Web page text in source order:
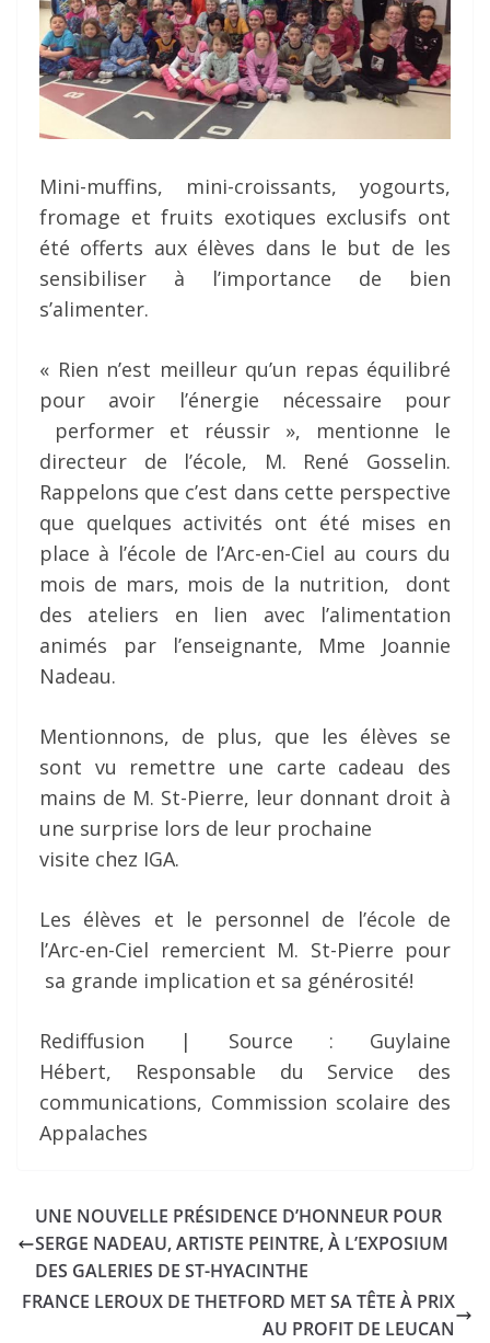
Mini-muffins, mini-croissants, yogourts,
fromage et fruits exotiques exclusifs ont
été offerts aux élèves dans le but de les
sensibiliser à l’importance de bien
s’alimenter.
« Rien n’est meilleur qu’un repas équilibré
pour avoir l’énergie nécessaire pour
performer et réussir », mentionne le
directeur de l’école, M. René Gosselin.
Rappelons que c’est dans cette perspective
que quelques activités ont été mises en
place à l’école de l’Arc-en-Ciel au cours du
mois de mars, mois de la nutrition, dont
des ateliers en lien avec l’alimentation
animés par l’enseignante, Mme Joannie
Nadeau.
Mentionnons, de plus, que les élèves se
sont vu remettre une carte cadeau des
mains de M. St-Pierre, leur donnant droit à
une surprise lors de leur prochaine
visite chez IGA.
Les élèves et le personnel de l’école de
l’Arc-en-Ciel remercient M. St-Pierre pour
sa grande implication et sa générosité!
Rediffusion | Source : Guylaine
Hébert, Responsable du Service des
communications, Commission scolaire des
Appalaches
UNE NOUVELLE PRÉSIDENCE D’HONNEUR POUR
SERGE NADEAU, ARTISTE PEINTRE, À L’EXPOSIUM
DES GALERIES DE ST-HYACINTHE
FRANCE LEROUX DE THETFORD MET SA TÊTE À PRIX
AU PROFIT DE LEUCAN